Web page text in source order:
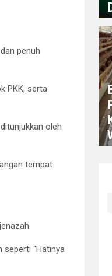
penuh
PKK, serta
oleh
tempat
seperti “Hatinya